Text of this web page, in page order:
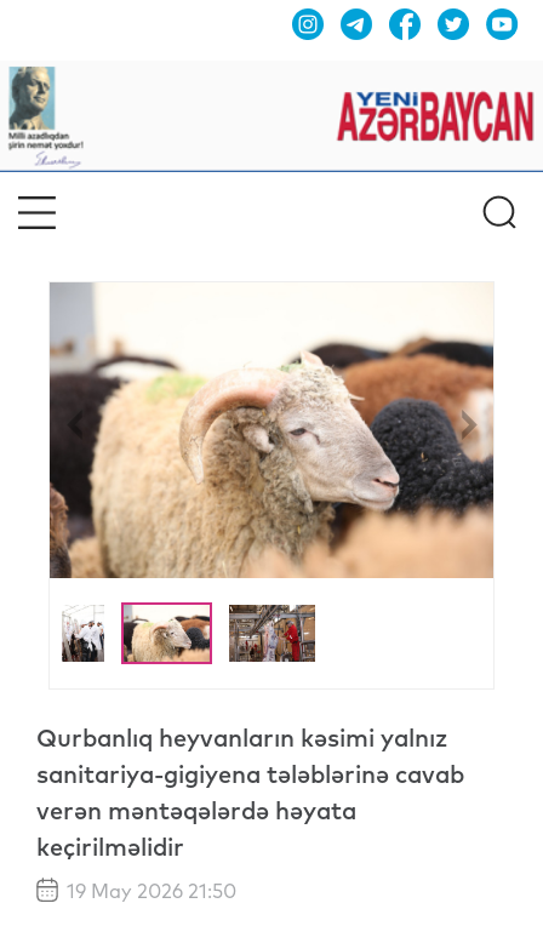
Previous
Qurbanlıq heyvanların kəsimi yalnız
sanitariya-gigiyena tələblərinə cavab
verən məntəqələrdə həyata
keçirilməlidir
19 May 2026 21:50